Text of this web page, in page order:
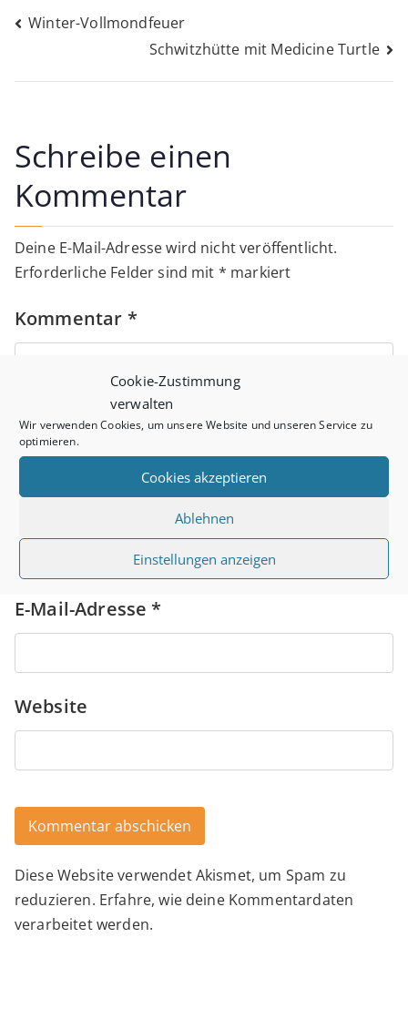
Cookie-Zustimmung
verwalten
Wir verwenden Cookies, um unsere Website und unseren Service zu
optimieren.
Cookies akzeptieren
Ablehnen
Einstellungen anzeigen
Beitragsnavigation
Winter-Vollmondfeuer
Schwitzhütte mit Medicine Turtle
Schreibe einen
Kommentar
Deine E-Mail-Adresse wird nicht veröffentlicht.
Erforderliche Felder sind mit * markiert
Kommentar *
E-Mail-Adresse*
Website
Alternative:
Diese Website verwendet Akismet, um Spam zu
reduzieren. Erfahre, wie deine Kommentardaten
verarbeitet werden.